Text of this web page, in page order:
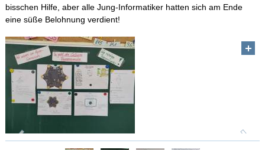
bisschen Hilfe, aber alle Jung-Informatiker hatten sich am Ende
eine süße Belohnung verdient!